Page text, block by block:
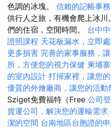
色調的冰塊。 信賴的記帳事
供行人之旅，有機會爬上冰
們的住宿，空閒時間。 台中
證照課程 天花板漏水，立即
更多損害 完善的家事服務，
所，方便您的視力保健 柬埔
的室內設計 打掃家裡，讓您
優質的外燴廠商，讓您的活動
Sziget免費福特（Free 公司
貨運公司，解決您的運輸需求
潔的空間 台南地區台胞證的